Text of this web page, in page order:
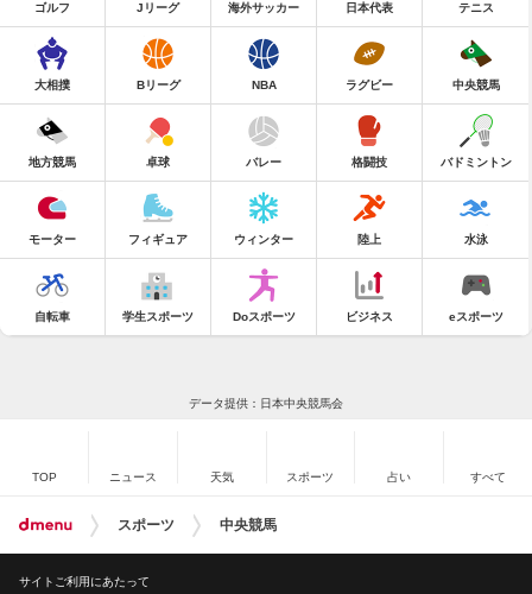
ゴルフ Jリーグ 海外サッカー 日本代表 テニス
大相撲 Bリーグ NBA ラグビー 中央競馬
地方競馬 卓球 バレー 格闘技 バドミントン
モーター フィギュア ウィンター 陸上 水泳
自転車 学生スポーツ Doスポーツ ビジネス eスポーツ
データ提供：日本中央競馬会
TOP ニュース 天気 スポーツ 占い すべて
スポーツ 中央競馬
サイトご利用にあたって